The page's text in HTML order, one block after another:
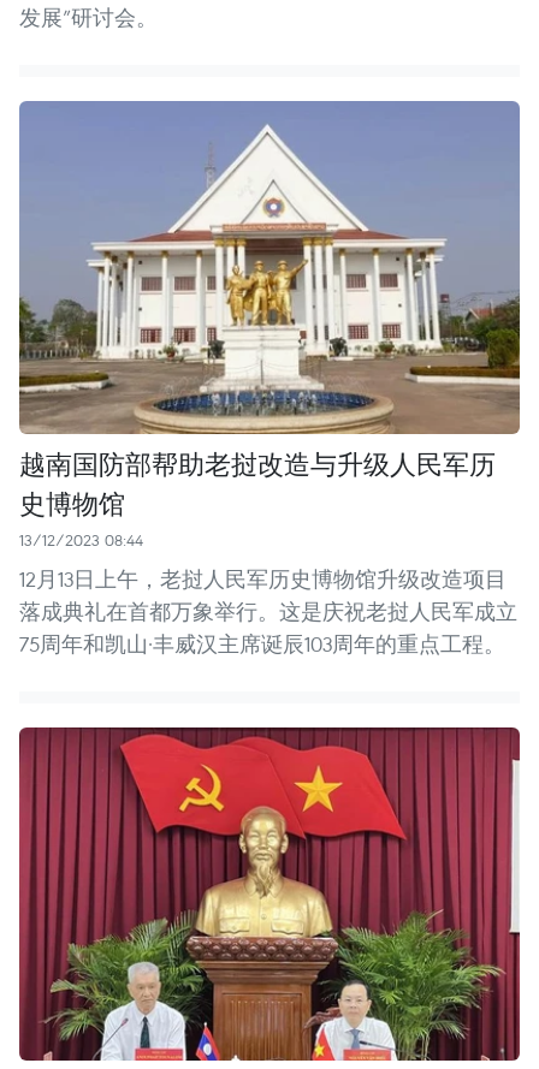
发展”研讨会。
越南国防部帮助老挝改造与升级人民军历
史博物馆
13/12/2023 08:44
12月13日上午，老挝人民军历史博物馆升级改造项目
落成典礼在首都万象举行。这是庆祝老挝人民军成立
75周年和凯山·丰威汉主席诞辰103周年的重点工程。